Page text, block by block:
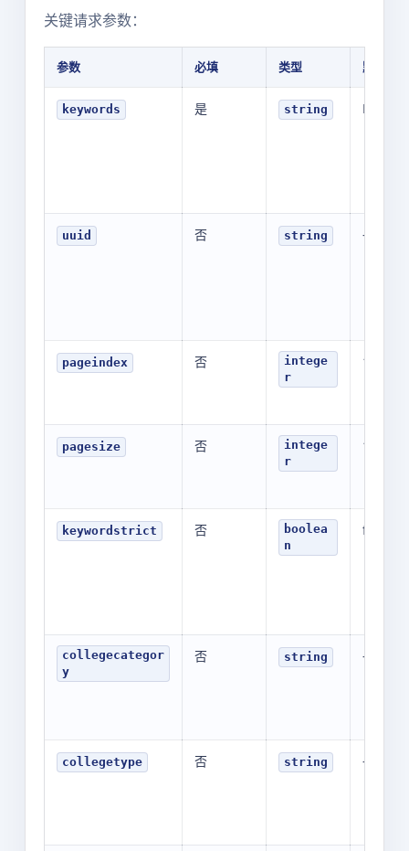
关键请求参数：
参数 必填 类型 默认值
keywords 是 string
uuid 否 string -
pageindex 否
intege
r
1
pagesize 否
intege
r
10
keywordstrict 否
boolea
n
false
collegecategor
y
否 string -
collegetype 否 string -